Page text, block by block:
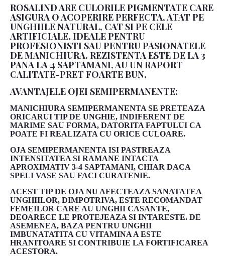
ROSALIND ARE CULORILE PIGMENTATE CARE
ASIGURA O ACOPERIRE PERFECTA, ATAT PE
UNGHIILE NATURAL, CAT SI PE CELE
ARTIFICIALE. IDEALE PENTRU
PROFESIONISTI SAU PENTRU PASIONATELE
DE MANICHIURA. REZISTENTA ESTE DE LA 3
PANA LA 4 SAPTAMANI, AU UN RAPORT
CALITATE-PRET FOARTE BUN.
AVANTAJELE OJEI SEMIPERMANENTE:
MANICHIURA SEMIPERMANENTA SE PRETEAZA
ORICARUI TIP DE UNGHIE, INDIFERENT DE
MARIME SAU FORMA, DATORITA FAPTULUI CA
POATE FI REALIZATA CU ORICE CULOARE.
OJA SEMIPERMANENTA ISI PASTREAZA
INTENSITATEA SI RAMANE INTACTA
APROXIMATIV 3-4 SAPTAMANI, CHIAR DACA
SPELI VASE SAU FACI CURATENIE.
ACEST TIP DE OJA NU AFECTEAZA SANATATEA
UNGHIILOR, DIMPOTRIVA, ESTE RECOMANDAT
FEMEILOR CARE AU UNGHII CASANTE,
DEOARECE LE PROTEJEAZA SI INTARESTE. DE
ASEMENEA, BAZA PENTRU UNGHII
IMBUNATATITA CU VITAMINA A ESTE
HRANITOARE SI CONTRIBUIE LA FORTIFICAREA
ACESTORA.